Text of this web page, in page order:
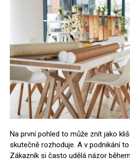
Na první pohled to může znít jako
skutečně rozhoduje. A v podnikání
Zákazník si často udělá názor